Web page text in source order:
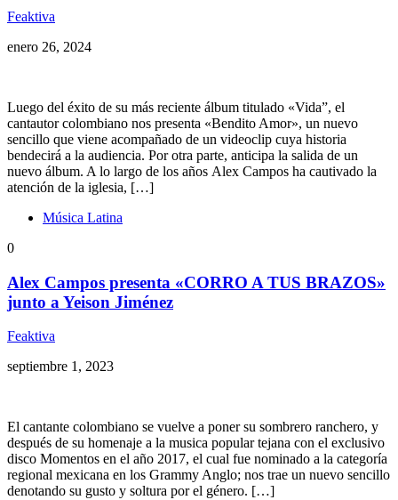
Feaktiva
enero 26, 2024
Luego del éxito de su más reciente álbum titulado «Vida”, el
cantautor colombiano nos presenta «Bendito Amor», un nuevo
sencillo que viene acompañado de un videoclip cuya historia
bendecirá a la audiencia. Por otra parte, anticipa la salida de un
nuevo álbum. A lo largo de los años Alex Campos ha cautivado la
atención de la iglesia, […]
Música Latina
0
Alex Campos presenta «CORRO A TUS BRAZOS»
junto a Yeison Jiménez
Feaktiva
septiembre 1, 2023
El cantante colombiano se vuelve a poner su sombrero ranchero, y
después de su homenaje a la musica popular tejana con el exclusivo
disco Momentos en el año 2017, el cual fue nominado a la categoría
regional mexicana en los Grammy Anglo; nos trae un nuevo sencillo
denotando su gusto y soltura por el género. […]